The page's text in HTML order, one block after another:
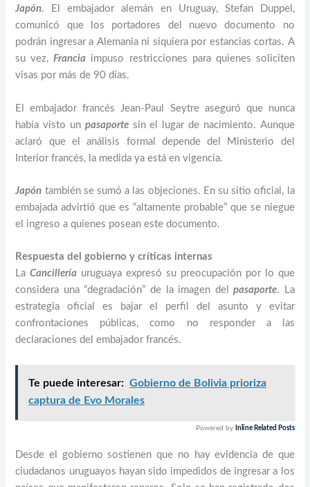
Japón. El embajador alemán en Uruguay, Stefan Duppel,
comunicó que los portadores del nuevo documento no
podrán ingresar a Alemania ni siquiera por estancias cortas. A
su vez,Francia impuso restricciones para quienes soliciten
visas por más de 90 días.
El embajador francés Jean-Paul Seytre aseguró que nunca
había visto un pasaportesin el lugar de nacimiento. Aunque
aclaró que el análisis formal depende del Ministerio del
Interior francés, la medida ya está en vigencia.
Japón también se sumó a las objeciones. En su sitio oficial, la
embajada advirtió que es “altamente probable” que se niegue
el ingreso a quienes posean este documento.
Respuesta del gobierno y críticas internas
LaCancillería uruguaya expresó su preocupación por lo que
considera una “degradación” de la imagen delpasaporte. La
estrategia oficial es bajar el perfil del asunto y evitar
confrontaciones públicas, como no responder a las
declaraciones del embajador francés.
Te puede interesar: Gobierno de Bolivia prioriza
captura de Evo Morales
Powered by Inline Related Posts
Desde el gobierno sostienen que no hay evidencia de que
ciudadanos uruguayos hayan sido impedidos de ingresar a los